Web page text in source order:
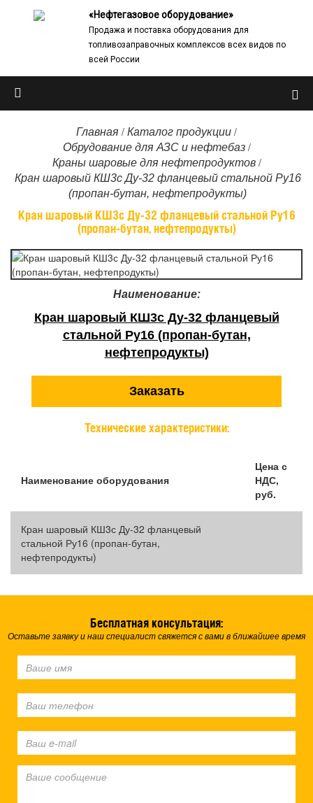
«Нефтегазовое оборудование»
Продажа и поставка оборудования для
топливозаправочных комплексов всех видов по
всей России
Главная / Каталог продукции /
Обрудование для АЗС и нефтебаз/
Краны шаровые для нефтепродуктов/
Кран шаровый КШ3с Ду-32 фланцевый стальной Ру16
(пропан-бутан, нефтепродукты)
Кран шаровый КШ3с Ду-32 фланцевый стальной Ру16
(пропан-бутан, нефтепродукты)
Наименование:
Кран шаровый КШ3с Ду-32 фланцевый
стальной Ру16 (пропан-бутан,
нефтепродукты)
Заказать
Технические характеристики:
Наименование оборудования
Цена с
НДС,
руб.
Кран шаровый КШ3с Ду-32 фланцевый
стальной Ру16 (пропан-бутан,
нефтепродукты)
Бесплатная консультация:
Оставьте заявку и наш специалист свяжется с вами в ближайшее время